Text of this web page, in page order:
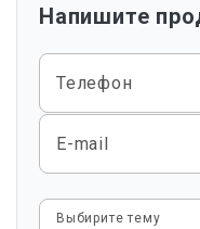
Напишите
Телефон
E-mail
Выбирите тему